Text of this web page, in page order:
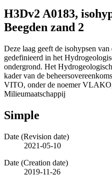
H3Dv2 A0183,
Beegden zand 2
Deze laag geeft de isohypsen
gedefinieerd in het
ondergrond. Het
kader van de
VITO, onder de noemer
Milieumaatschappij
Simple
Date (Revision date)
2021-05-10
Date (Creation date)
2019-11-26